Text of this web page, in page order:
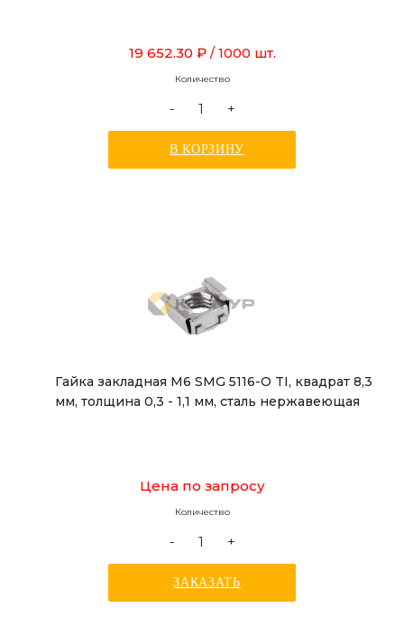
19 652.30 ₽ / 1000 шт.
Количество
- +
В КОРЗИНУ
Гайка закладная М6 SMG 5116-O TI, квадрат 8,3
мм, толщина 0,3 - 1,1 мм, сталь нержавеющая
Цена по запросу
Количество
- +
ЗАКАЗАТЬ